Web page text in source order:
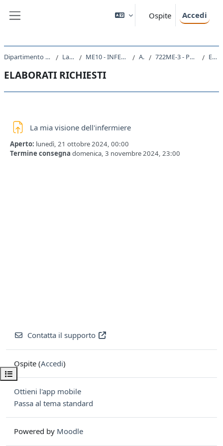
Ospite Accedi
Apri indice del corso
Dipartimento Universitario Clinico di Scienze mediche, chirurgiche e della salute Laurea triennale (DM270) ME10 - INFERMIERISTICA (ABILITANTE ALLA PROFESSIONE SANITARIA DI INFERMIERE) A.A. 2024 - 2025 722ME-3 - PRINCIPI FONDAMENTALI DELLA PROFESSIONE INFERMIERISTICA 2024 ELABORATI RICHIESTI
ELABORATI RICHIESTI
La mia visione dell'infermiereCompito
Aperto: lunedì, 21 ottobre 2024, 00:00
Termine consegna domenica, 3 novembre 2024, 23:00
Contatta il supporto
Ospite (Accedi)
Ottieni l'app mobile
Passa al tema standard
Powered by Moodle